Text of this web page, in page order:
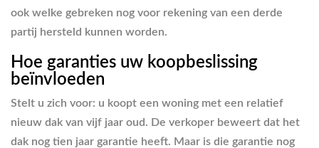
ook welke gebreken nog voor rekening van een derde
partij hersteld kunnen worden.
Hoe garanties uw koopbeslissing
beïnvloeden
Stelt u zich voor: u koopt een woning met een relatief
nieuw dak van vijf jaar oud. De verkoper beweert dat het
dak nog tien jaar garantie heeft. Maar is die garantie nog